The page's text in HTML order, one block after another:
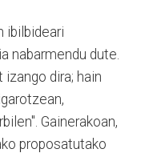
ibilbideari
nabarmendu dute.
dira; hain
Gainerakoan,
proposatutako